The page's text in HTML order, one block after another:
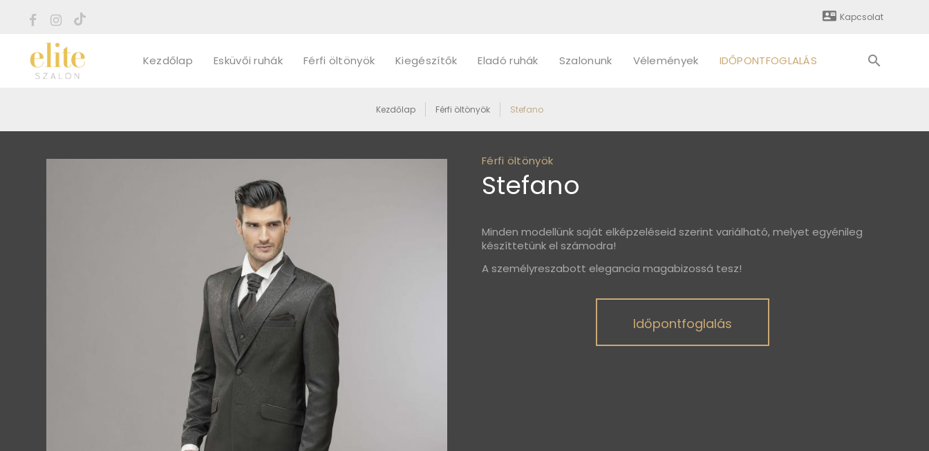
Kapcsolat
Kezdőlap Esküvői ruhák Férfi öltönyök Kiegészítők Eladó ruhák Szalonunk Vélemények IDŐPONTFOGLALÁS
Kezdőlap Férfi öltönyök Stefano
Férfi öltönyök
Stefano
Minden modellünk saját elképzeléseid szerint variálható, melyet egyénileg
készíttetünk el számodra!
A személyreszabott elegancia magabizossá tesz!
Időpontfoglalás